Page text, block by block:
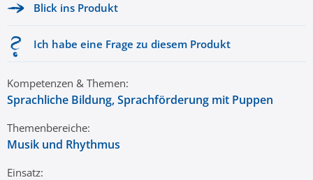
Blick ins Produkt
Ich habe eine Frage zu diesem Produkt
Kompetenzen & Themen:
Sprachliche Bildung, Sprachförderung mit Puppen
Themenbereiche:
Musik und Rhythmus
Einsatz: